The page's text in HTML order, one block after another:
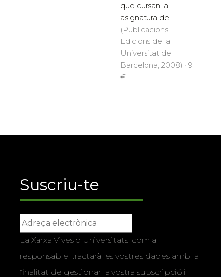
que cursan la
asignatura de ...
(Publicacions i
Edicions de la
Universitat de
Barcelona, 2008) · 9
€
Suscriu-te
La Xarxa Vives d’Universitats, com a
responsable, tractarà les vostres dades amb la
finalitat de gestionar la vostra subscripció i